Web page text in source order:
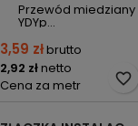
Przewód miedziany
YDYp...
3,59 złbrutto
2,92 złnetto
Cena za metr
favorite_border